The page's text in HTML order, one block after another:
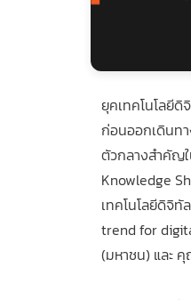
ยุคเทคโนโลยีดิ
ก่อนออกเดินท
ตัวกลางสำคัญใ
Knowledge
เทคโนโลยีดิจิ
trend for
(มหาชน) และ